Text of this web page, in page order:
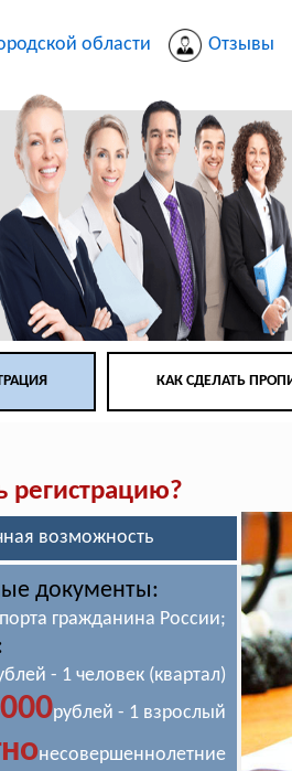
области
Отзывы
КАК СДЕЛАТЬ
регистрацию?
возможность
документы:
гражданина России;
- 1 человек (квартал)
рублей - 1 взрослый
несовершеннолетние